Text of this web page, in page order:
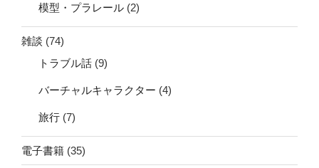
模型・プラレール (2)
雑談 (74)
トラブル話 (9)
バーチャルキャラクター (4)
旅行 (7)
電子書籍 (35)